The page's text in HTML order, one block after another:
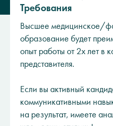
Требования
Высшее медицинское/
образование будет
опыт работы от 2х лет в
представителя.
Если вы активный
коммуникативными
на результат, имеете